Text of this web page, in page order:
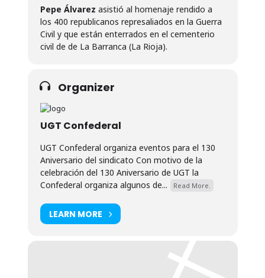
Pepe Álvarez asistió al homenaje rendido a
los 400 republicanos represaliados en la Guerra
Civil y que están enterrados en el cementerio
civil de de La Barranca (La Rioja).
Organizer
UGT Confederal
UGT Confederal organiza eventos para el 130
Aniversario del sindicato Con motivo de la
celebración del 130 Aniversario de UGT la
Confederal organiza algunos de...
Read More.
LEARN MORE